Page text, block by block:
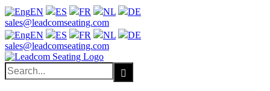
EN ES FR NL
DE
Facebook
X
LinkedIn
YouTube
sales@leadcomseating.com
EN
ES FR NL
DE
sales@leadcomseating.com
Search
for: